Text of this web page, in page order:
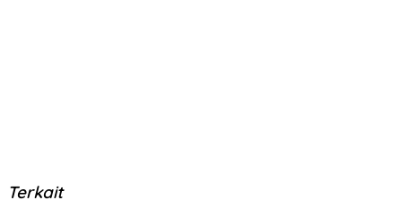
Terkait